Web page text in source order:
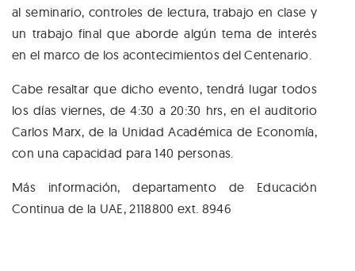
al seminario, controles de lectura, trabajo en clase y
un trabajo final que aborde algún tema de interés
en el marco de los acontecimientos del Centenario.
Cabe resaltar que dicho evento, tendrá lugar todos
los días viernes, de 4:30 a 20:30 hrs, en el auditorio
Carlos Marx, de la Unidad Académica de Economía,
con una capacidad para 140 personas.
Más información, departamento de Educación
Continua de la UAE, 2118800 ext. 8946